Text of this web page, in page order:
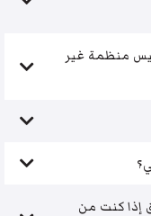
منظمة غير
إذا كنت من